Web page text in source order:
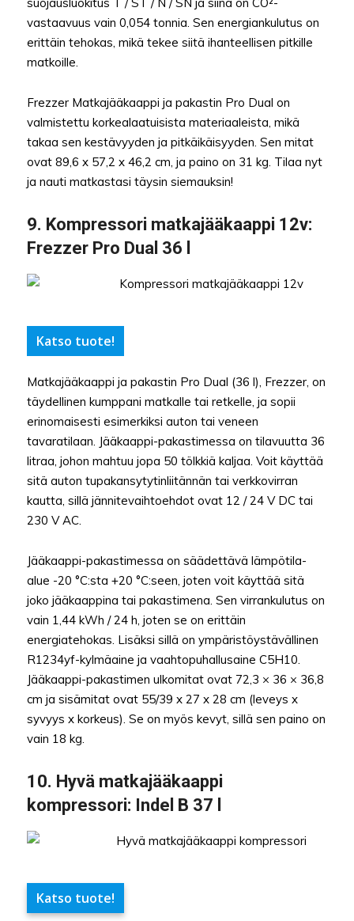
vastaavuus vain 0,054 tonnia. Sen energiankulutus on
erittäin tehokas, mikä tekee siitä ihanteellisen pitkille
matkoille.
Frezzer Matkajääkaappi ja pakastin Pro Dual on
valmistettu korkealaatuisista materiaaleista, mikä
takaa sen kestävyyden ja pitkäikäisyyden. Sen mitat
ovat 89,6 x 57,2 x 46,2 cm, ja paino on 31 kg. Tilaa nyt
ja nauti matkastasi täysin siemauksin!
9. Kompressori matkajääkaappi 12v:
Frezzer Pro Dual 36 l
Katso tuote!
Matkajääkaappi ja pakastin Pro Dual (36 l), Frezzer, on
täydellinen kumppani matkalle tai retkelle, ja sopii
erinomaisesti esimerkiksi auton tai veneen
tavaratilaan. Jääkaappi-pakastimessa on tilavuutta 36
litraa, johon mahtuu jopa 50 tölkkiä kaljaa. Voit käyttää
sitä auton tupakansytytinliitännän tai verkkovirran
kautta, sillä jännitevaihtoehdot ovat 12 / 24 V DC tai
230 V AC.
Jääkaappi-pakastimessa on säädettävä lämpötila-
alue -20 °C:sta +20 °C:seen, joten voit käyttää sitä
joko jääkaappina tai pakastimena. Sen virrankulutus on
vain 1,44 kWh / 24 h, joten se on erittäin
energiatehokas. Lisäksi sillä on ympäristöystävällinen
R1234yf-kylmäaine ja vaahtopuhallusaine C5H10.
Jääkaappi-pakastimen ulkomitat ovat 72,3 × 36 × 36,8
cm ja sisämitat ovat 55/39 x 27 x 28 cm (leveys x
syvyys x korkeus). Se on myös kevyt, sillä sen paino on
vain 18 kg.
10. Hyvä matkajääkaappi
kompressori: Indel B 37 l
Katso tuote!